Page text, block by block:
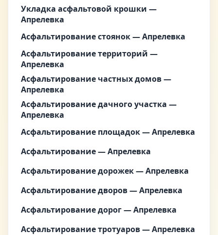
Укладка асфальтовой крошки —
Апрелевка
Асфальтирование стоянок — Апрелевка
Асфальтирование территорий —
Апрелевка
Асфальтирование частных домов —
Апрелевка
Асфальтирование дачного участка —
Апрелевка
Асфальтирование площадок — Апрелевка
Асфальтирование — Апрелевка
Асфальтирование дорожек — Апрелевка
Асфальтирование дворов — Апрелевка
Асфальтирование дорог — Апрелевка
Асфальтирование тротуаров — Апрелевка